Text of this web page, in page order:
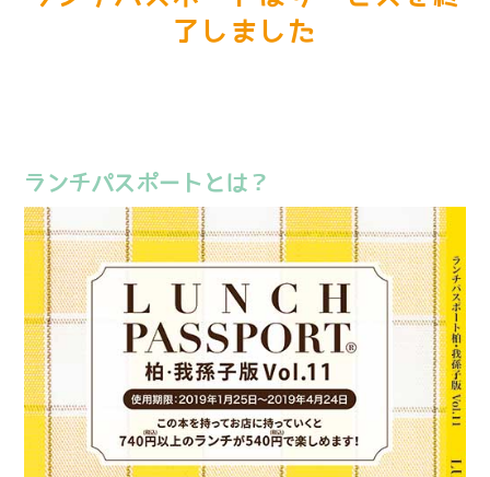
了しました
ランチパスポートとは？